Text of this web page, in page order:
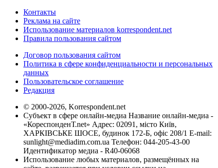
Контакты
Реклама на сайте
Использование материалов korrespondent.net
Правила пользования сайтом
Договор пользования сайтом
Политика в сфере конфиденциальности и персональных
данных
Пользовательское соглашение
Редакция
© 2000-2026, Korrespondent.net
Субъект в сфере онлайн-медиа Название онлайн-медиа -
«КореспонденТ.net» Адрес: 02091, місто Київ,
ХАРКІВСЬКЕ ШОСЕ, будинок 172-Б, офіс 208/1 E-mail:
sunlight@mediadim.com.ua Телефон: 044-205-43-00
Идентификатор медиа - R40-06068
Использование любых материалов, размещённых на